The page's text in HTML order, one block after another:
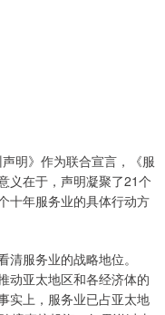
明》作为联合宣言，《服
义在于，声明凝聚了21个
十年服务业的具体行动方
服务业的战略地位。
动亚太地区和各经济体的
实上，服务业已占亚太地